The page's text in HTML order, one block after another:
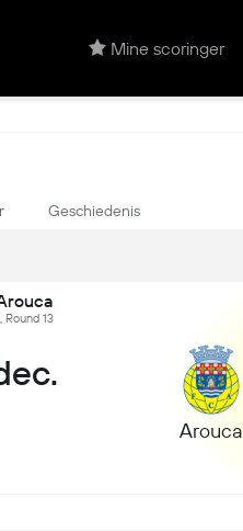
Mine scoringer
Geschiedenis
Round 13
Arouca